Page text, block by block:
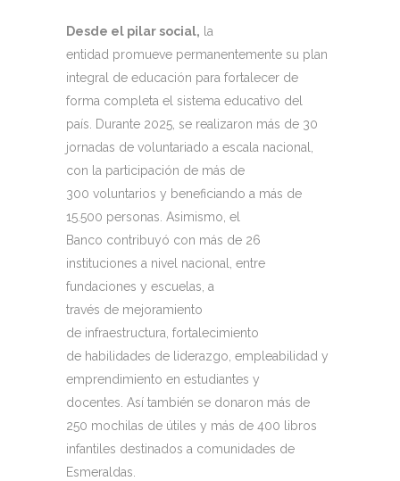
Desde el pilar social, la
entidad promueve permanentemente su plan
integral de educación para fortalecer de
forma completa el sistema educativo del
país. Durante 2025, se realizaron más de 30
jornadas de voluntariado a escala nacional,
con la participación de más de
300 voluntarios y beneficiando a más de
15.500 personas. Asimismo, el
Banco contribuyó con más de 26
instituciones a nivel nacional, entre
fundaciones y escuelas, a
través de mejoramiento
de infraestructura, fortalecimiento
de habilidades de liderazgo, empleabilidad y
emprendimiento en estudiantes y
docentes. Así también se donaron más de
250 mochilas de útiles y más de 400 libros
infantiles destinados a comunidades de
Esmeraldas.